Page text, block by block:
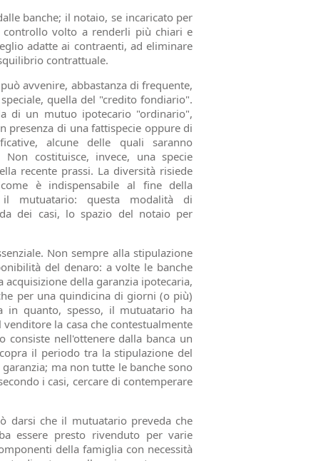
banche; il notaio, se incaricato per
volto a renderli più chiari e
adatte ai contraenti, ad eliminare
contrattuale.
avvenire, abbastanza di frequente,
quella del "credito fondiario".
di un mutuo ipotecario "ordinario",
presenza di una fattispecie oppure di
alcune delle quali saranno
costituisce, invece, una specie
recente prassi. La diversità risiede
è indispensabile al fine della
mutuatario: questa modalità di
dei casi, lo spazio del notaio per
Non sempre alla stipulazione
del denaro: a volte le banche
della garanzia ipotecaria,
per una quindicina di giorni (o più)
quanto, spesso, il mutuatario ha
la casa che contestualmente
consiste nell'ottenere dalla banca un
il periodo tra la stipulazione del
ma non tutte le banche sono
i casi, cercare di contemperare
darsi che il mutuatario preveda che
essere presto rivenduto per varie
della famiglia con necessità